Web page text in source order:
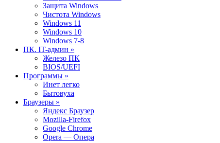
Защита Windows
Чистота Windows
Windows 11
Windows 10
Windows 7-8
ПК. IT-админ »
Железо ПК
BIOS/UEFI
Программы »
Инет легко
Бытовуха
Браузеры »
Яндекс Браузер
Mozilla-Firefox
Google Chrome
Opera — Опера